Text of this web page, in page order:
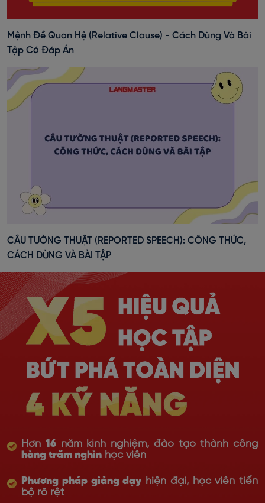
Mệnh Đề Quan Hệ (Relative Clause) - Cách Dùng Và Bài
Tập Có Đáp Án
CÂU TƯỜNG THUẬT (REPORTED SPEECH): CÔNG THỨC,
CÁCH DÙNG VÀ BÀI TẬP
Hơn 16năm kinh nghiệm, đào tạo thành công
hàng trăm nghìn học viên
Phương pháp giảng dạy hiện đại, học viên tiến
bộ rõ rệt